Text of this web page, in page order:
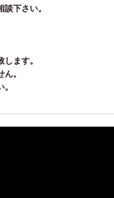
下さい。
ます。
。